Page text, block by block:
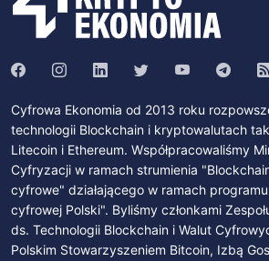
Cyfrowa Ekonomia od 2013 roku
technologii Blockchain i kryptowalutach
Litecoin i Ethereum. Współpracowaliśmy
Cyfryzacji w ramach strumienia
cyfrowe" działającego w ramach
cyfrowej Polski". Byliśmy członkami
ds. Technologii Blockchain i Walut
Polskim Stowarzyszeniem Bitcoin, Izbą